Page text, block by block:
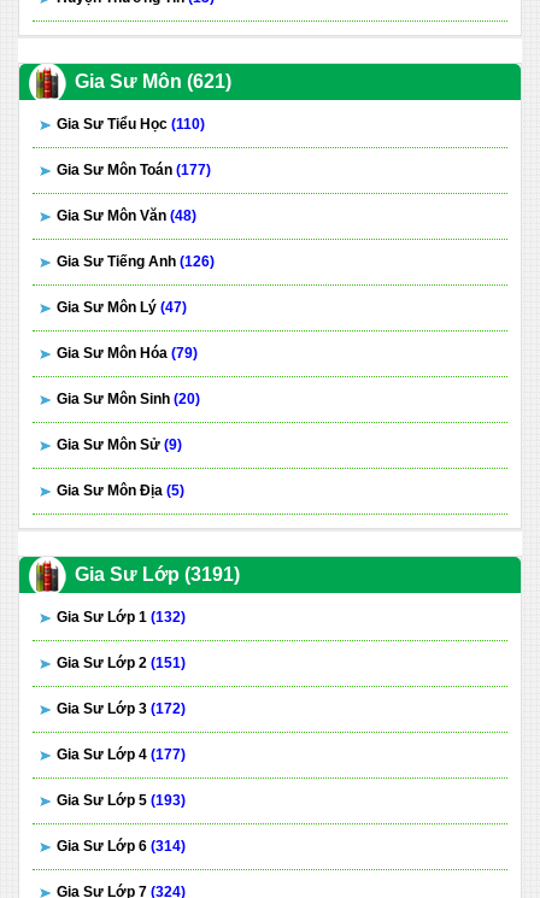
Gia Sư Môn (621)
Gia Sư Tiểu Học (110)
Gia Sư Môn Toán (177)
Gia Sư Môn Văn (48)
Gia Sư Tiếng Anh (126)
Gia Sư Môn Lý (47)
Gia Sư Môn Hóa (79)
Gia Sư Môn Sinh (20)
Gia Sư Môn Sử (9)
Gia Sư Môn Địa (5)
Gia Sư Lớp (3191)
Gia Sư Lớp 1 (132)
Gia Sư Lớp 2 (151)
Gia Sư Lớp 3 (172)
Gia Sư Lớp 4 (177)
Gia Sư Lớp 5 (193)
Gia Sư Lớp 6 (314)
Gia Sư Lớp 7 (324)